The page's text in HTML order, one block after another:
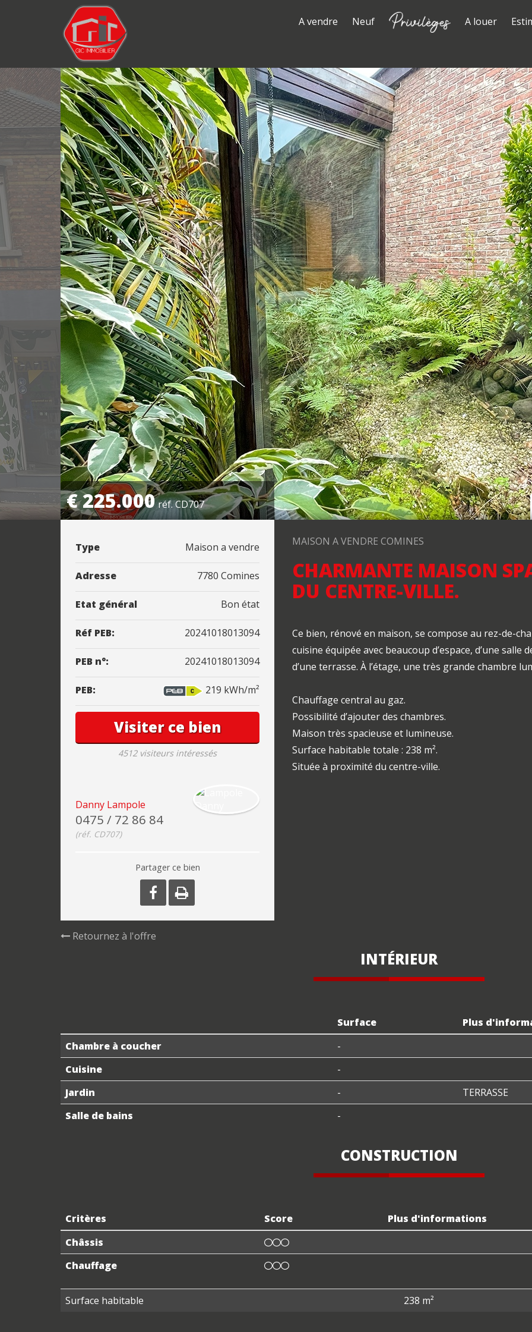
A vendre Neuf A louer
€ 225.000réf. CD707
Type Maison a vendre
Adresse 7780 Comines
Etat général Bon état
Réf PEB: 20241018013094
PEB n°: 20241018013094
PEB: 219 kWh/m²
Visiter ce bien
4512 visiteurs intéressés
Danny Lampole
0475 / 72 86 84
(réf. CD707)
Partager ce bien
Retournez à l'offre
MAISON A VENDRE COMINES
CHARMANTE MAISON
DU CENTRE-VILLE.
Ce bien, rénové en maison, se compose au rez-de-
cuisine équipée avec beaucoup d’espace, d’une
d’une terrasse. À l’étage, une très grande chambre
Chauffage central au gaz.
Possibilité d’ajouter des chambres.
Maison très spacieuse et lumineuse.
Surface habitable totale : 238 m².
Située à proximité du centre-ville.
INTÉRIEUR
Surface
Plus
Chambre à coucher
-
Cuisine
-
Jardin
-
TERRASSE
Salle de bains
-
CONSTRUCTION
Critères Score
Plus d'informations
Châssis
Chauffage
Surface habitable 238 m²